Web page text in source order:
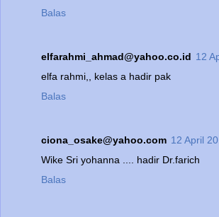
Balas
elfarahmi_ahmad@yahoo.co.id 12
elfa rahmi,, kelas a hadir pak
Balas
ciona_osake@yahoo.com 12 April
Wike Sri yohanna .... hadir Dr.farich
Balas